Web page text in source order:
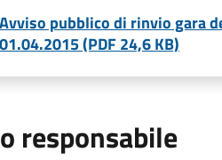
Avviso pubblico di rinvio gara
01.04.2015 (PDF 24,6 KB)
responsabile